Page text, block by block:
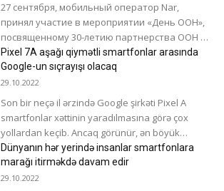
27 сентября, мобильный оператор Nar,
принял участие в мероприятии «День ООН»,
посвященному 30-летию партнерства ООН и
Азербайджана. Выступая со вступительной
речью, координатор-резидент ООН
Владанка...
Pixel 7A aşağı qiymətli smartfonlar arasında
Google-un sıçrayışı olacaq
29.10.2022
Son bir neçə il ərzində Google şirkəti Pixel A
smartfonlar xəttinin yaradılmasına görə çox
yollardan keçib. Ancaq görünür, ən böyük
sıçrayış bizi hələ qabaqda gözləyir....
Dünyanın hər yerində insanlar smartfonlara
marağı itirməkdə davam edir
29.10.2022